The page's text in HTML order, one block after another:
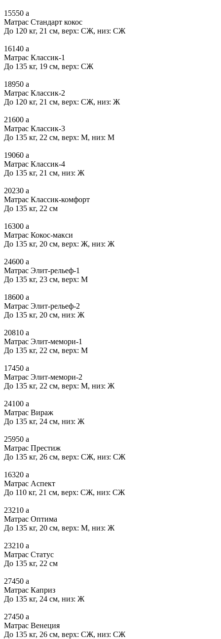
15550 a
Матрас Стандарт кокос
До 120 кг, 21 см, верх: СЖ, низ: СЖ
16140 a
Матрас Классик-1
До 135 кг, 19 см, верх: СЖ
18950 a
Матрас Классик-2
До 120 кг, 21 см, верх: СЖ, низ: Ж
21600 a
Матрас Классик-3
До 135 кг, 22 см, верх: М, низ: М
19060 a
Матрас Классик-4
До 135 кг, 21 см, низ: Ж
20230 a
Матрас Классик-комфорт
До 135 кг, 22 см
16300 a
Матрас Кокос-макси
До 135 кг, 20 см, верх: Ж, низ: Ж
24600 a
Матрас Элит-рельеф-1
До 135 кг, 23 см, верх: М
18600 a
Матрас Элит-рельеф-2
До 135 кг, 20 см, низ: Ж
20810 a
Матрас Элит-мемори-1
До 135 кг, 22 см, верх: М
17450 a
Матрас Элит-мемори-2
До 135 кг, 22 см, верх: М, низ: Ж
24100 a
Матрас Вираж
До 135 кг, 24 см, низ: Ж
25950 a
Матрас Престиж
До 135 кг, 26 см, верх: СЖ, низ: СЖ
16320 a
Матрас Аспект
До 110 кг, 21 см, верх: СЖ, низ: СЖ
23210 a
Матрас Оптима
До 135 кг, 20 см, верх: М, низ: Ж
23210 a
Матрас Статус
До 135 кг, 22 см
27450 a
Матрас Каприз
До 135 кг, 24 см, низ: Ж
27450 a
Матрас Венеция
До 135 кг, 26 см, верх: СЖ, низ: СЖ